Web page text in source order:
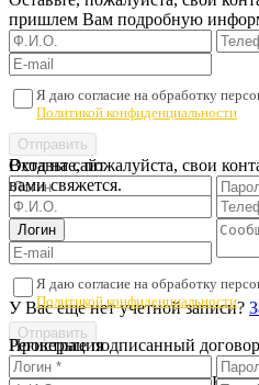
пришлем Вам подробную
Я даю согласие на обработку
Политикой конфиденциальности
Оставьте, пожалуйста, свои
вами свяжется.
Я даю согласие на обработку
Политикой конфиденциальности
Вход на сайт
У Вас еще нет учетной записи?
Регистрация
Проверьте подписанный договор